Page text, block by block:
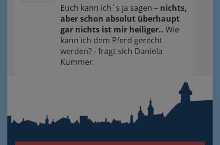
Euch kann ich´s ja sagen – nichts,
aber schon absolut überhaupt
gar nichts ist mir heiliger.. Wie
kann ich dem Pferd gerecht
werden? - fragt sich Daniela
Kummer.